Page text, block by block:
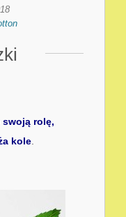
swoją rolę,
kole